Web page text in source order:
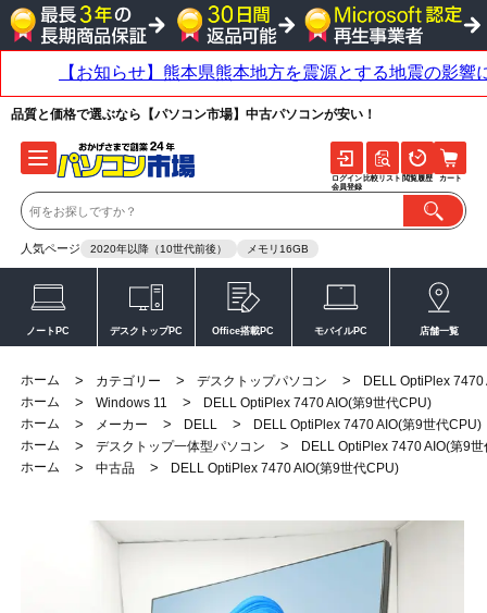
品質と価格で選ぶなら【パソコン市場】中古パソコンが安い！
人気ページ 2020年以降（10世代前後） メモリ16GB
ログイン
会員登録
比較リスト 閲覧履歴 カート
ノートPC デスクトップPC Office搭載PC モバイルPC 店舗一覧
ホーム > カテゴリー > デスクトップパソコン >
DELL OptiPlex
ホーム
> Windows 11 >
DELL OptiPlex 7470 AIO(第9世代CPU)
ホーム
> メーカー > DELL >
DELL OptiPlex 7470 AIO(第9世代CPU)
ホーム
> デスクトップ一体型パソコン >
DELL OptiPlex 7470 AIO(第9
ホーム
> 中古品 > DELL OptiPlex 7470 AIO(第9世代CPU)